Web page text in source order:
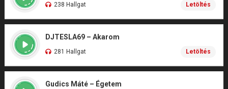
238 Hallgat Letöltés
DJTESLA69 – Akarom
281 Hallgat Letöltés
Gudics Máté – Égetem